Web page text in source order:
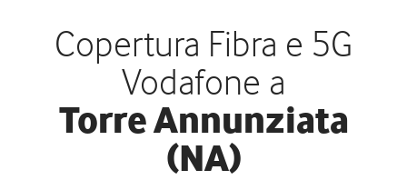
Copertura Fibra e 5G
Vodafone a
Torre Annunziata
(NA)